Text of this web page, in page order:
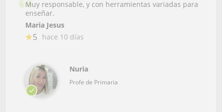
Muy responsable, y con herramientas variadas para
enseñar.
Maria Jesus
5 hace 10 días
Nuria
Profe de Primaria